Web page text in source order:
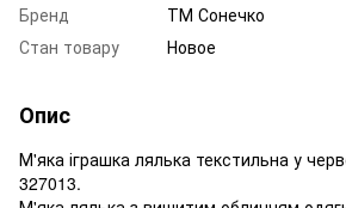
Бренд
ТМ Сонечко
Стан товару
Новое
Опис
М'яка іграшка лялька текстильна у
327013.